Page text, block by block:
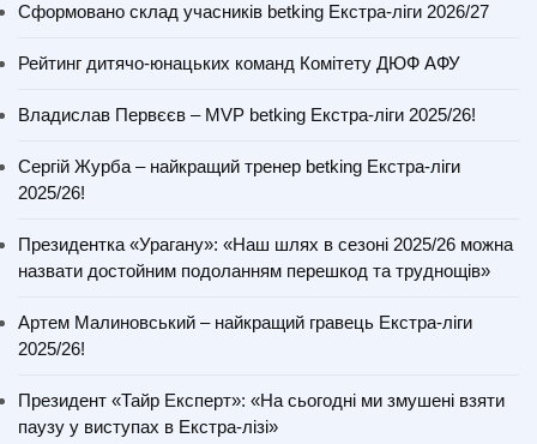
Сформовано склад учасників betking Екстра-ліги 2026/27
Рейтинг дитячо-юнацьких команд Комітету ДЮФ АФУ
Владислав Первєєв – MVP betking Екстра-ліги 2025/26!
Сергій Журба – найкращий тренер betking Екстра-ліги
2025/26!
Президентка «Урагану»: «Наш шлях в сезоні 2025/26 можна
назвати достойним подоланням перешкод та труднощів»
Артем Малиновський – найкращий гравець Екстра-ліги
2025/26!
Президент «Тайр Експерт»: «На сьогодні ми змушені взяти
паузу у виступах в Екстра-лізі»